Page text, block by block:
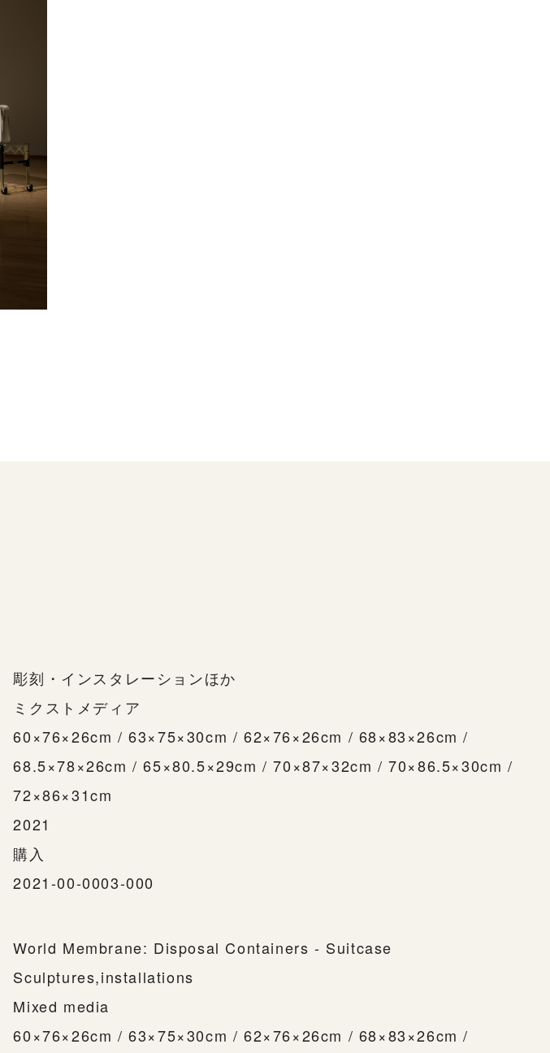
彫刻・インスタレーションほか
ミクストメディア
60×76×26cm / 63×75×30cm / 62×76×26cm / 68×83×26cm /
68.5×78×26cm / 65×80.5×29cm / 70×87×32cm / 70×86.5×30cm /
72×86×31cm
2021
購入
2021-00-0003-000
World Membrane: Disposal Containers - Suitcase
Sculptures,installations
Mixed media
60×76×26cm / 63×75×30cm / 62×76×26cm / 68×83×26cm /